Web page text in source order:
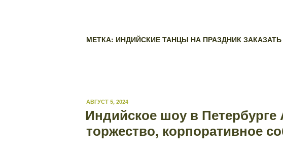
МЕТКА: ИНДИЙСКИЕ ТАНЦЫ НА ПРАЗДНИК
ОПУБЛИКОВАНО
АВГУСТ 5, 2024
Индийское шоу в Петербурге
торжество, корпоративное